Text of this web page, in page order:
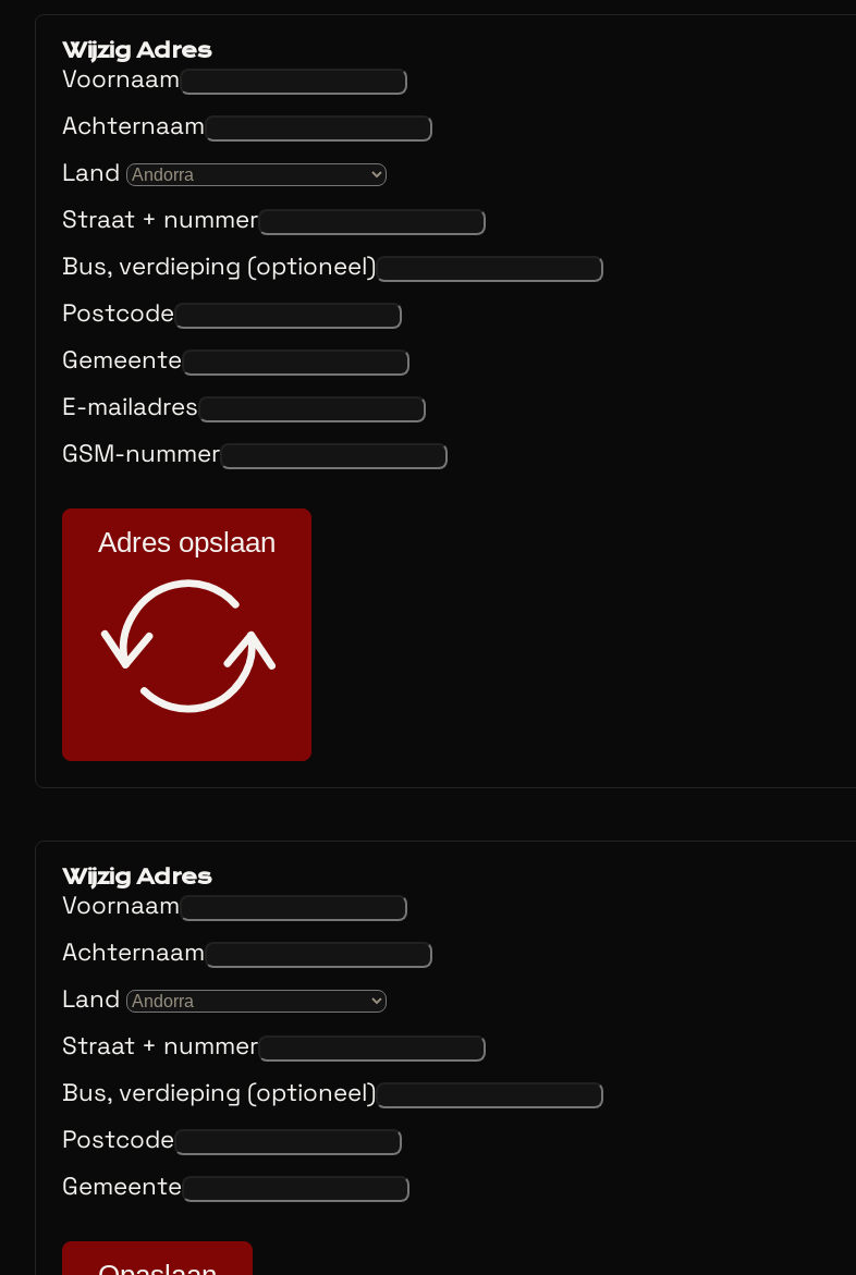
Wijzig Adres
Voornaam
Achternaam
Land
Straat + nummer
Bus, verdieping (optioneel)
Postcode
Gemeente
E-mailadres
GSM-nummer
Adres opslaan
Wijzig Adres
Voornaam
Achternaam
Land
Straat + nummer
Bus, verdieping (optioneel)
Postcode
Gemeente